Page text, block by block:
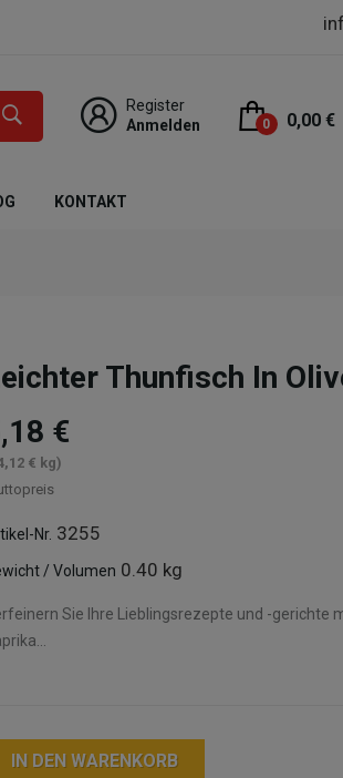
Register
Anmelden
0 0,00 €
KONTAKT
Thunfisch In
€
€ kg)
Nr. 3255
/ Volumen 0.40 kg
Sie Ihre Lieblingsrezepte und -gerichte
IN DEN WARENKORB